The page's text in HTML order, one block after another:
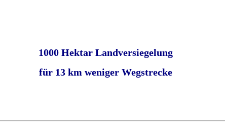
1000 Hektar Landversiegelung
für 13 km weniger Wegstrecke